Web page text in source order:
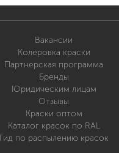
Вакансии
Колеровка краски
Партнерская программа
Бренды
Юридическим лицам
Отзывы
Краски оптом
Каталог красок по RAL
Гид по распылению красок